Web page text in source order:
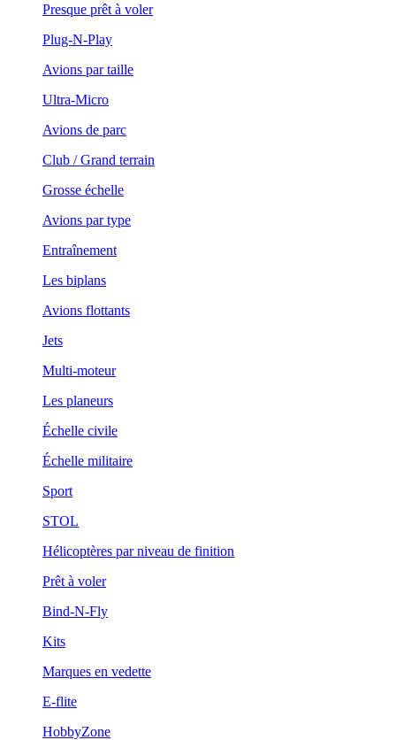
Presque prêt à voler
Plug-N-Play
Avions par taille
Ultra-Micro
Avions de parc
Club / Grand terrain
Grosse échelle
Avions par type
Entraînement
Les biplans
Avions flottants
Jets
Multi-moteur
Les planeurs
Échelle civile
Échelle militaire
Sport
STOL
Hélicoptères par niveau de finition
Prêt à voler
Bind-N-Fly
Kits
Marques en vedette
E-flite
HobbyZone